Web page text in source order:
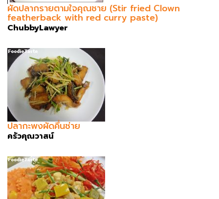
ผัดปลากรายตามใจคุณชาย (Stir fried Clown
featherback with red curry paste)
ChubbyLawyer
ปลากะพงผัดคึ่นช่าย
ครัวคุณวาสน์